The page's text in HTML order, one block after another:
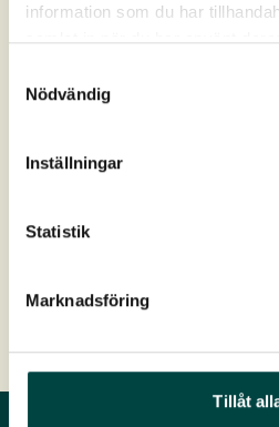
information som du har
samlat in när du har använt
Nödvändig
Inställningar
Statistik
Marknadsföring
Tillåt
Download
Produktdatablad